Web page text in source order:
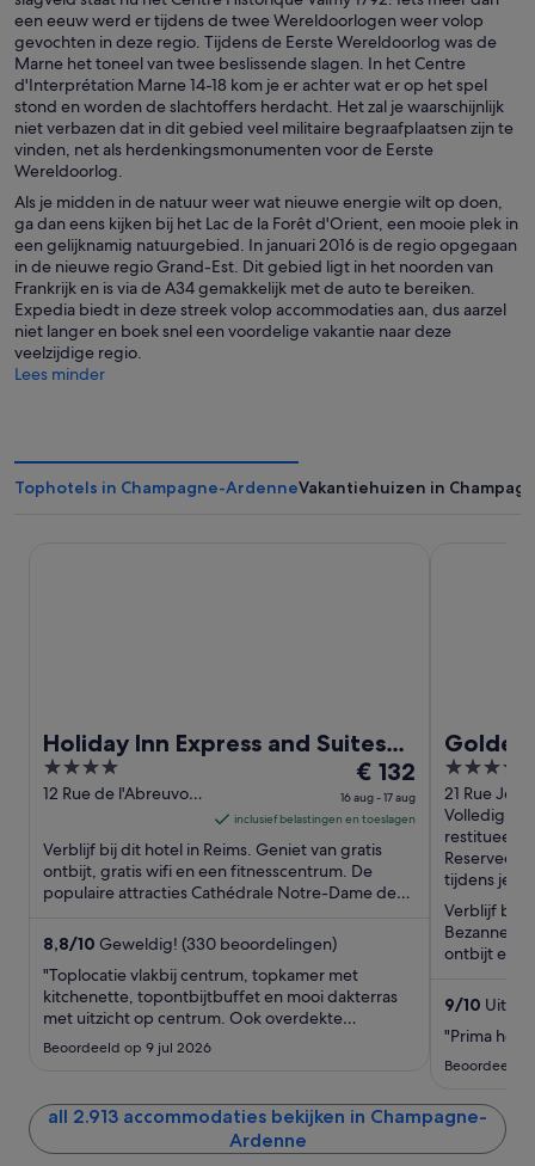
een eeuw werd er tijdens de twee Wereldoorlogen weer volop
gevochten in deze regio. Tijdens de Eerste Wereldoorlog was de
Marne het toneel van twee beslissende slagen. In het Centre
d'Interprétation Marne 14-18 kom je er achter wat er op het spel
stond en worden de slachtoffers herdacht. Het zal je waarschijnlijk
niet verbazen dat in dit gebied veel militaire begraafplaatsen zijn te
vinden, net als herdenkingsmonumenten voor de Eerste
Wereldoorlog.
Als je midden in de natuur weer wat nieuwe energie wilt op doen,
ga dan eens kijken bij het Lac de la Forêt d'Orient, een mooie plek in
een gelijknamig natuurgebied. In januari 2016 is de regio opgegaan
in de nieuwe regio Grand-Est. Dit gebied ligt in het noorden van
Frankrijk en is via de A34 gemakkelijk met de auto te bereiken.
Expedia biedt in deze streek volop accommodaties aan, dus aarzel
niet langer en boek snel een voordelige vakantie naar deze
veelzijdige regio.
Lees minder
Tophotels in Champagne-ArdenneVakantiehuizen in
Holiday Inn Express and Suites
Reims Rives De Vesle by IHG
4
out
5
12 Rue de l'Abreuvoir
De
prijs
is
€ 132
per
nacht
aug
tot
17
€ 132
16 aug - 17 aug
inclusief belastingen en toeslagen
Verblijf bij dit hotel in Reims. Geniet van gratis
ontbijt, gratis wifi en een fitnesscentrum. De
populaire attracties Cathédrale Notre-Dame de
8,8/10 Geweldig! (330 beoordelingen)
"Toplocatie vlakbij centrum, topkamer met
kitchenette, topontbijtbuffet en mooi dakterras
met uitzicht op centrum. Ook overdekte
parkeergarage met laadpunten voor elektrische
Beoordeeld op 9 jul 2026
Golden
4
out
of
5
21 Rue
Bezannes
Volledig
Reserveer
tijdens je
Verblijf bij
Bezannes.
ontbijt en
9/10
"Prima
Beoordeeld
all 2.913 accommodaties bekijken in Champagne-
Ardenne